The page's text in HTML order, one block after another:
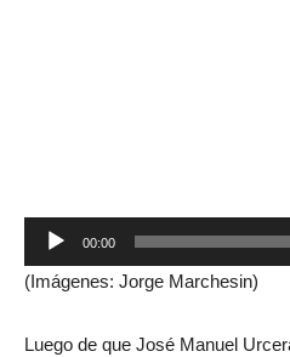
Reproductor
de
audio
00:00
(Imágenes: Jorge Marchesin)
Luego de que José Manuel